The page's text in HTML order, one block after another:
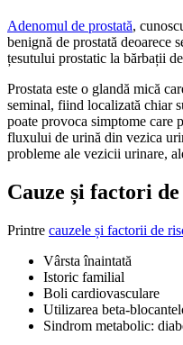
Adenomul de prostată,
benignă de prostată deoarece
țesutului prostatic la bărbații
Prostata este o glandă mică
seminal, fiind localizată chiar
poate provoca simptome care
fluxului de urină din vezica
probleme ale vezicii urinare,
Cauze și factori
Printre cauzele și factorii de
Vârsta înaintată
Istoric familial
Boli cardiovasculare
Utilizarea beta-
Sindrom metabolic: